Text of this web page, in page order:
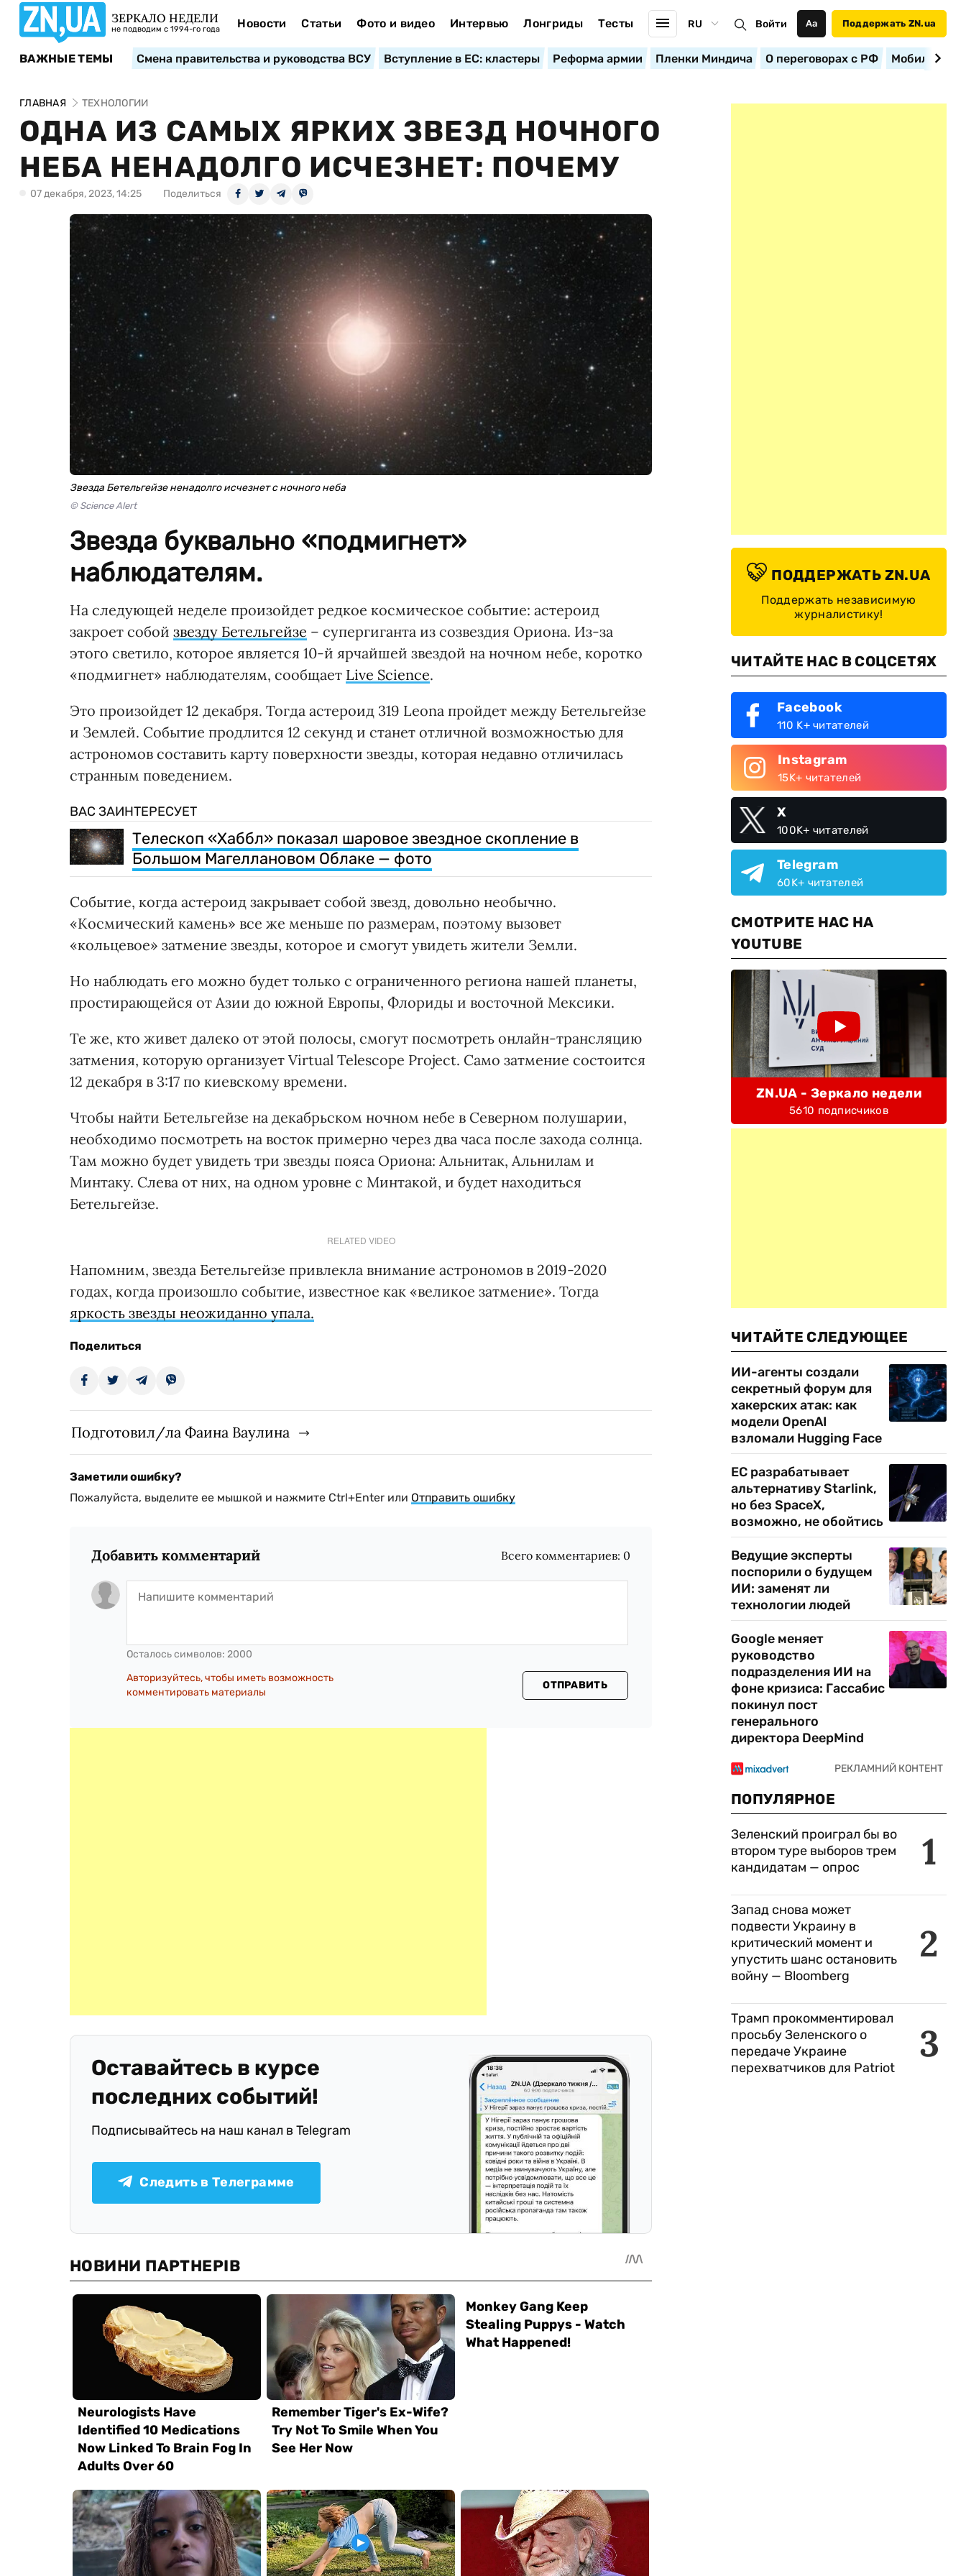
ЗЕРКАЛО НЕДЕЛИ
не подводим с 1994-го года Новости Статьи Фото и видео Интервью Лонгриды Тесты RU Войти Аа Поддержать ZN.ua
ВАЖНЫЕ ТЕМЫ Смена правительства и руководства ВСУ Вступление в ЕС: кластеры Реформа армии Пленки Миндича О переговорах с РФ
ГЛАВНАЯ ТЕХНОЛОГИИ
ОДНА ИЗ САМЫХ ЯРКИХ ЗВЕЗД НОЧНОГО
НЕБА НЕНАДОЛГО ИСЧЕЗНЕТ: ПОЧЕМУ
07 декабря, 2023, 14:25 Поделиться
Звезда Бетельгейзе ненадолго исчезнет с ночного неба
© Science Alert
Звезда буквально «подмигнет»
наблюдателям.
На следующей неделе произойдет редкое космическое событие: астероид
закроет собой звезду Бетельгейзе – супергиганта из созвездия Ориона. Из-за
этого светило, которое является 10-й ярчайшей звездой на ночном небе, коротко
«подмигнет» наблюдателям, сообщает Live Science.
Это произойдет 12 декабря. Тогда астероид 319 Leona пройдет между Бетельгейзе
и Землей. Событие продлится 12 секунд и станет отличной возможностью для
астрономов составить карту поверхности звезды, которая недавно отличилась
странным поведением.
ВАС ЗАИНТЕРЕСУЕТ
Телескоп «Хаббл» показал шаровое звездное скопление в
Большом Магеллановом Облаке — фото
Событие, когда астероид закрывает собой звезд, довольно необычно.
«Космический камень» все же меньше по размерам, поэтому вызовет
«кольцевое» затмение звезды, которое и смогут увидеть жители Земли.
Но наблюдать его можно будет только с ограниченного региона нашей планеты,
простирающейся от Азии до южной Европы, Флориды и восточной Мексики.
Те же, кто живет далеко от этой полосы, смогут посмотреть онлайн-трансляцию
затмения, которую организует Virtual Telescope Project. Само затмение состоится
12 декабря в 3:17 по киевскому времени.
Чтобы найти Бетельгейзе на декабрьском ночном небе в Северном полушарии,
необходимо посмотреть на восток примерно через два часа после захода солнца.
Там можно будет увидеть три звезды пояса Ориона: Альнитак, Альнилам и
Минтаку. Слева от них, на одном уровне с Минтакой, и будет находиться
Бетельгейзе.
RELATED VIDEO
Напомним, звезда Бетельгейзе привлекла внимание астрономов в 2019-2020
годах, когда произошло событие, известное как «великое затмение». Тогда
яркость звезды неожиданно упала.
Поделиться
Подготовил/ла Фаина Ваулина
Заметили ошибку?
Пожалуйста, выделите ее мышкой и нажмите Ctrl+Enter или Отправить ошибку
Добавить комментарий Всего комментариев: 0
Осталось символов: 2000
Авторизуйтесь, чтобы иметь возможность
комментировать материалы
ОТПРАВИТЬ
Оставайтесь в курсе
последних событий!
Подписывайтесь на наш канал в Telegram
Следить в Телеграмме
ПОДДЕРЖАТЬ ZN.UA
Поддержать независимую
журналистику!
ЧИТАЙТЕ НАС В СОЦСЕТЯХ
Facebook
110 K+ читателей
Instagram
15K+ читателей
X
100K+ читателей
Telegram
60K+ читателей
СМОТРИТЕ НАС НА
YOUTUBE
ZN.UA - Зеркало недели
5610 подписчиков
ЧИТАЙТЕ СЛЕДУЮЩЕЕ
ИИ-агенты создали
секретный форум для
хакерских атак: как
модели OpenAI
взломали Hugging Face
ЕС разрабатывает
альтернативу Starlink,
но без SpaceX,
возможно, не обойтись
Ведущие эксперты
поспорили о будущем
ИИ: заменят ли
технологии людей
Google меняет
руководство
подразделения ИИ на
фоне кризиса: Гассабис
покинул пост
генерального
директора DeepMind
ПОПУЛЯРНОЕ
1
Зеленский проиграл бы во
втором туре выборов трем
кандидатам — опрос
2
Запад снова может
подвести Украину в
критический момент и
упустить шанс остановить
войну — Bloomberg
3
Трамп прокомментировал
просьбу Зеленского о
передаче Украине
перехватчиков для Patriot